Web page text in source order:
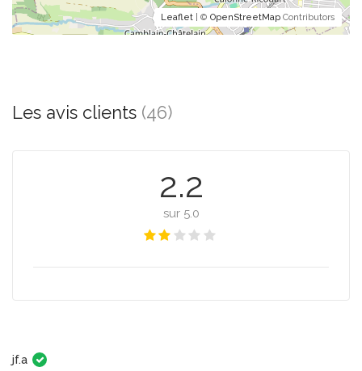
Leaflet | © OpenStreetMap Contributors
Les avis clients (46)
2.2
sur 5.0
jf.a